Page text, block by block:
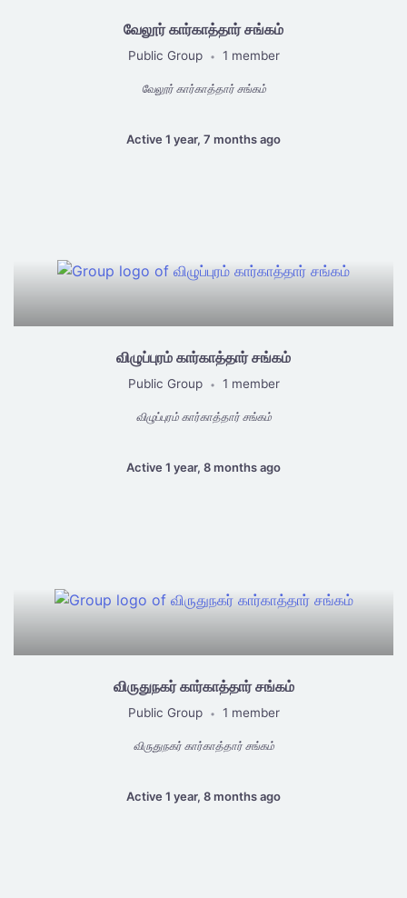
வேலூர் கார்காத்தார் சங்கம்
Public Group • 1 member
வேலூர் கார்காத்தார் சங்கம்
Active 1 year, 7 months ago
விழுப்புரம் கார்காத்தார் சங்கம்
Public Group • 1 member
விழுப்புரம் கார்காத்தார் சங்கம்
Active 1 year, 8 months ago
விருதுநகர் கார்காத்தார் சங்கம்
Public Group • 1 member
விருதுநகர் கார்காத்தார் சங்கம்
Active 1 year, 8 months ago